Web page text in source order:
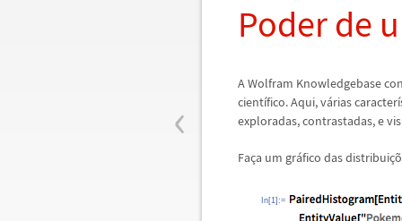
‹
Poder de
A Wolfram Knowledgebase
científico. Aqui, várias caracterí
exploradas, contrastadas, e
Faça um gráfico das distribuiçõ
In[1]:=